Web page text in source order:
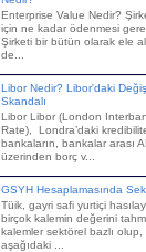
Enterprise Value Nedir?
için ne kadar ödenmesi
Şirketi bir bütün olarak ele
de...
Libor Nedir? Libor'daki
Skandalı
Libor Libor (London
Rate), Londra’daki
bankaların, bankalar arası
üzerinden borç v...
GSYH Hesaplamasında
Tüik, gayri safi yurtiçi
birçok kalemin değerini
kalemler sektörel bazlı olup,
aşağıdaki ...